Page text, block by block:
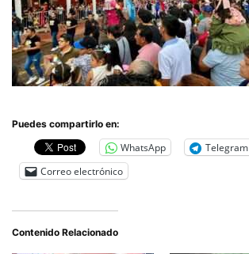
Puedes compartirlo en:
WhatsApp
Telegram
Correo electrónico
Contenido Relacionado